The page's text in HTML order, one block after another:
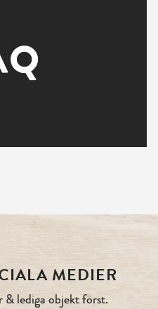
MEDIER
& lediga objekt först.